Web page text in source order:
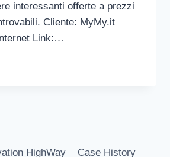
interessanti offerte a prezzi
Cliente: MyMy.it
Link:…
HighWay
Case History